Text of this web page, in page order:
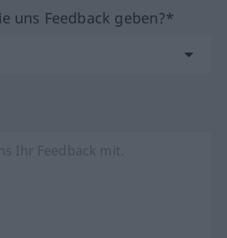
uns Feedback geben?*